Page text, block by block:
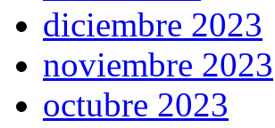
diciembre 2023
noviembre 2023
octubre 2023